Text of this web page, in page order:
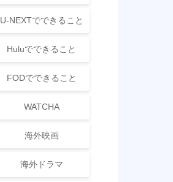
U-NEXTでできること
Huluでできること
FODでできること
WATCHA
海外映画
海外ドラマ